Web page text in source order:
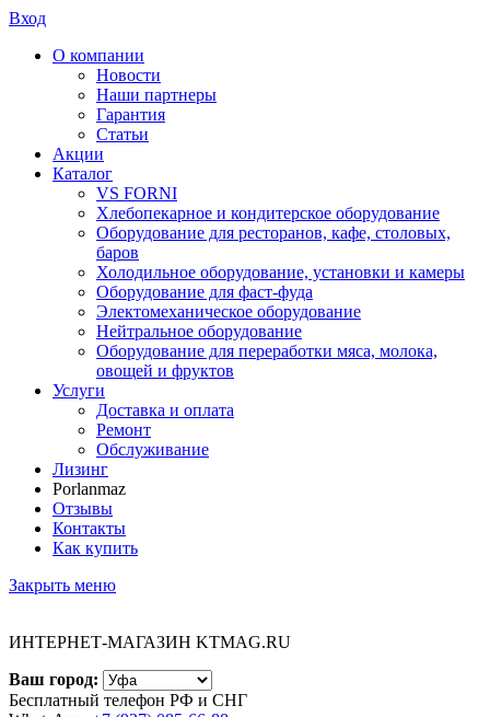
Вход
О компании
Новости
Наши партнеры
Гарантия
Статьи
Акции
Каталог
VS FORNI
Хлебопекарное и кондитерское оборудование
Оборудование для ресторанов, кафе, столовых,
баров
Холодильное оборудование, установки и камеры
Оборудование для фаст-фуда
Электомеханическое оборудование
Нейтральное оборудование
Оборудование для переработки мяса, молока,
овощей и фруктов
Услуги
Доставка и оплата
Ремонт
Обслуживание
Лизинг
Porlanmaz
Отзывы
Контакты
Как купить
Закрыть меню
ИНТЕРНЕТ-МАГАЗИН KTMAG.RU
Ваш город:
Бесплатный телефон РФ и СНГ